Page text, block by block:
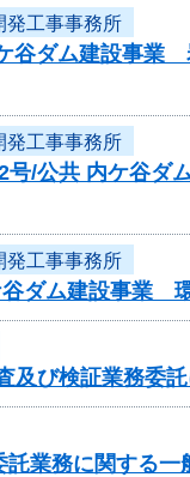
発工事事務所
谷ダム建設事
発工事事務所
号/公共 内ケ谷
発工事事務所
谷ダム建設事業
及び検証業務委
業務に関する一